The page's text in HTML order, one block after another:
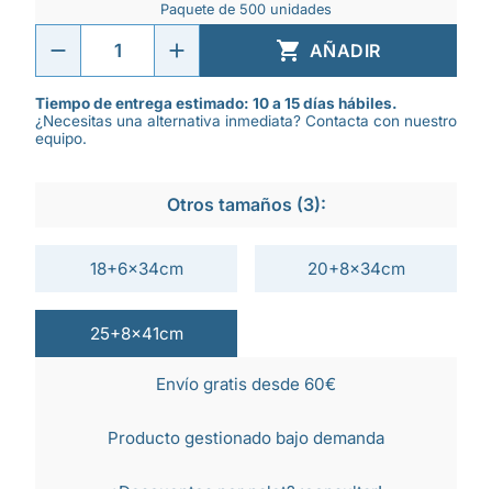
Paquete de 500 unidades
 AÑADIR
Tiempo de entrega estimado: 10 a 15 días hábiles.
¿Necesitas una alternativa inmediata? Contacta con nuestro
equipo.
Otros tamaños (3):
18+6x34cm 20+8x34cm
25+8x41cm
Envío gratis desde 60€
Producto gestionado bajo demanda